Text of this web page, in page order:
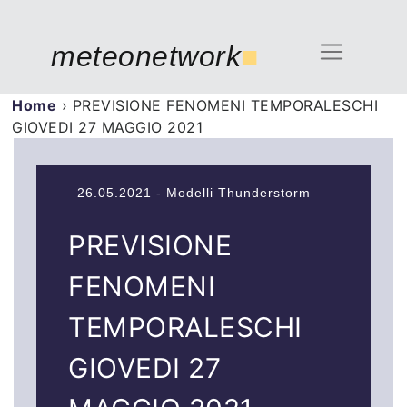
meteonetwork■
Home › PREVISIONE FENOMENI TEMPORALESCHI
GIOVEDI 27 MAGGIO 2021
26.05.2021 - Modelli Thunderstorm
PREVISIONE
FENOMENI
TEMPORALESCHI
GIOVEDI 27